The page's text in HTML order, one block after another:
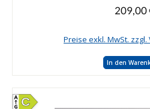
209,00
Preise exkl. MwSt.
In den
C